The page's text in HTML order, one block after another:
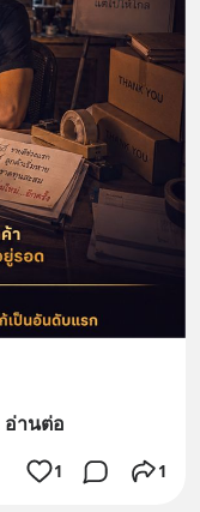
อ่านต่อ
1 1